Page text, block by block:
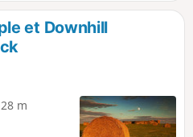
et Downhill
m